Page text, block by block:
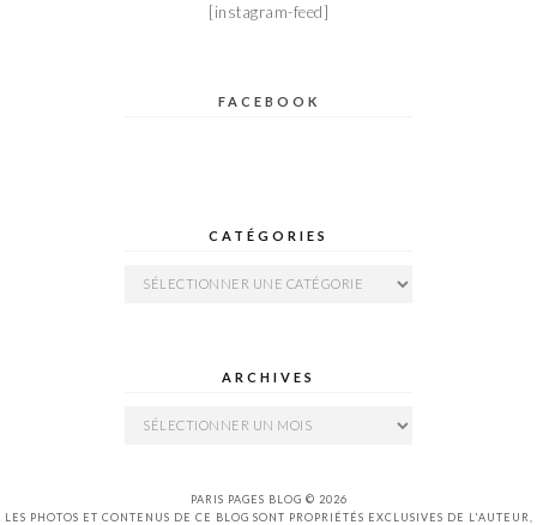
[instagram-feed]
FACEBOOK
CATÉGORIES
Catégories
ARCHIVES
Archives
PARIS PAGES BLOG © 2026
LES PHOTOS ET CONTENUS DE CE BLOG SONT PROPRIÉTÉS EXCLUSIVES DE L'AUTEUR,